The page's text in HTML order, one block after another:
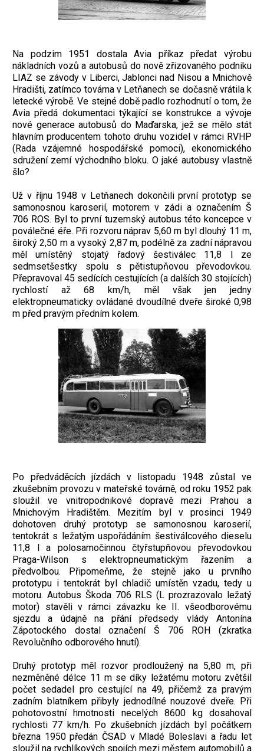
Na podzim 1951 dostala Avia příkaz předat výrobu
nákladních vozů a autobusů do nově zřizovaného podniku
LIAZ se závody v Liberci, Jablonci nad Nisou a Mnichově
Hradišti, zatímco továrna v Letňanech se dočasně vrátila k
letecké výrobě. Ve stejné době padlo rozhodnutí o tom, že
Avia předá dokumentaci týkající se konstrukce a vývoje
nové generace autobusů do Maďarska, jež se mělo stát
hlavním producentem tohoto druhu vozidel v rámci RVHP
(Rada vzájemné hospodářské pomoci), ekonomického
sdružení zemí východního bloku. O jaké autobusy vlastně
šlo?
Už v říjnu 1948 v Letňanech dokončili první prototyp se
samonosnou karoserií, motorem v zádi a označením Š
706 ROS. Byl to první tuzemský autobus této koncepce v
poválečné éře. Při rozvoru náprav 5,60 m byl dlouhý 11 m,
široký 2,50 m a vysoký 2,87 m, podélně za zadní nápravou
měl umístěný stojatý řadový šestiválec 11,8 l ze
sedmsetšestky spolu s pětistupňovou převodovkou.
Přepravoval 45 sedících cestujících (a dalších 30 stojících)
rychlostí až 68 km/h, měl však jen jedny
elektropneumaticky ovládané dvoudílné dveře široké 0,98
m před pravým předním kolem.
Po předváděcích jízdách v listopadu 1948 zůstal ve
zkušebním provozu v mateřské továrně, od roku 1952 pak
sloužil ve vnitropodnikové dopravě mezi Prahou a
Mnichovým Hradištěm. Mezitím byl v prosinci 1949
dohotoven druhý prototyp se samonosnou karoserií,
tentokrát s ležatým uspořádáním šestiválcového dieselu
11,8 l a polosamočinnou čtyřstupňovou převodovkou
Praga-Wilson s elektropneumatickým řazením a
předvolbou. Připomeňme, že stejně jako u prvního
prototypu i tentokrát byl chladič umístěn vzadu, tedy u
motoru. Autobus Škoda 706 RLS (L prozrazovalo ležatý
motor) stavěli v rámci závazku ke II. všeodborovému
sjezdu a údajně na přání předsedy vlády Antonína
Zápotockého dostal označení Š 706 ROH (zkratka
Revolučního odborového hnutí).
Druhý prototyp měl rozvor prodloužený na 5,80 m, při
nezměněné délce 11 m se díky ležatému motoru zvětšil
počet sedadel pro cestující na 49, přičemž za pravým
zadním blatníkem přibyly jednodílné nouzové dveře. Při
pohotovostní hmotnosti necelých 8600 kg dosahoval
rychlosti 77 km/h. Po zkušebních jízdách byl počátkem
března 1950 předán ČSAD v Mladé Boleslavi a řadu let
sloužil na rychlíkových spojích mezi městem automobilů a